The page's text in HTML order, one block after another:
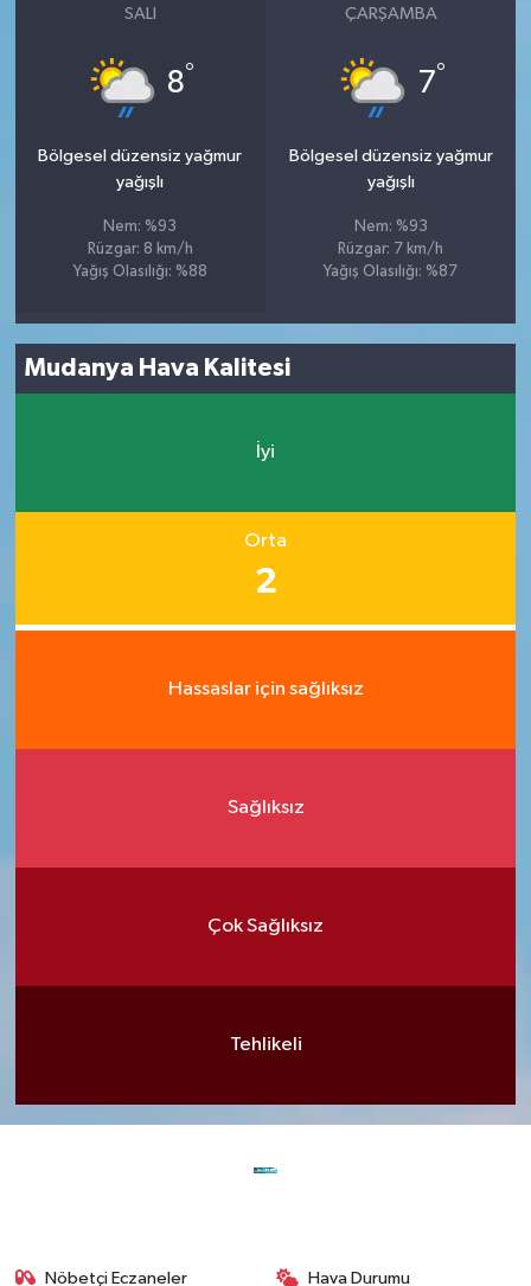
SALI
8°
Bölgesel düzensiz yağmur
yağışlı
Nem: %93
Rüzgar: 8 km/h
Yağış Olasılığı: %88
ÇARŞAMBA
7°
Bölgesel düzensiz yağmur
yağışlı
Nem: %93
Rüzgar: 7 km/h
Yağış Olasılığı: %87
Mudanya Hava Kalitesi
İyi
Orta
2
Hassaslar için sağlıksız
Sağlıksız
Çok Sağlıksız
Tehlikeli
Nöbetçi Eczaneler Hava Durumu